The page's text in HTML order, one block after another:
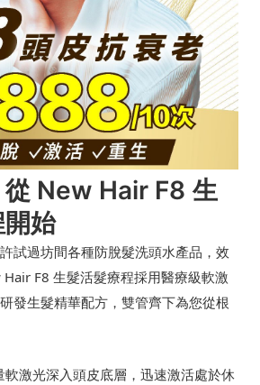
New Hair F8 生
始
試過坊間各種防脫髮洗頭水產品，效
F8 生髮活髮療程採用醫療級軟激
發生髮精華配方，雙管齊下為您從根
軟激光深入頭皮底層，迅速激活處於休